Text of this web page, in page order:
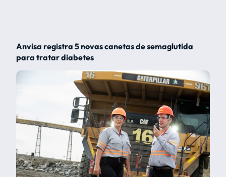
Anvisa registra 5 novas canetas de semaglutida
para tratar diabetes